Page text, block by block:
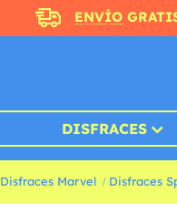
ENVÍO
DISFRACES
Disfraces Marvel Disfraces